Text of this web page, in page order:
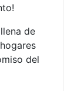
de
del